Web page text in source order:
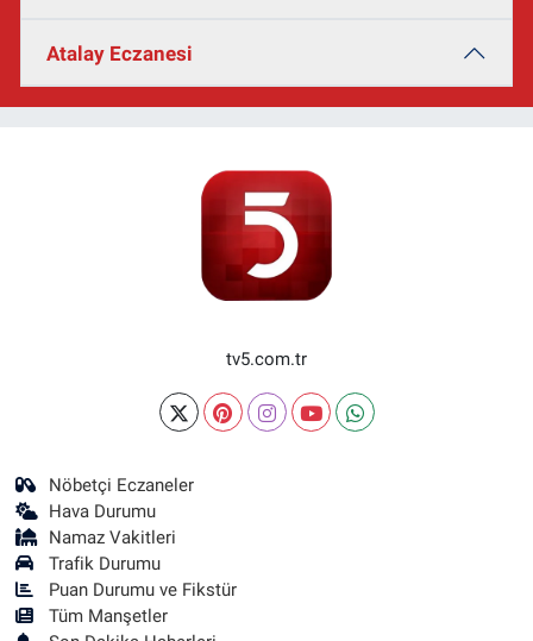
Atalay Eczanesi
tv5.com.tr
Nöbetçi Eczaneler
Hava Durumu
Namaz Vakitleri
Trafik Durumu
Puan Durumu ve Fikstür
Tüm Manşetler